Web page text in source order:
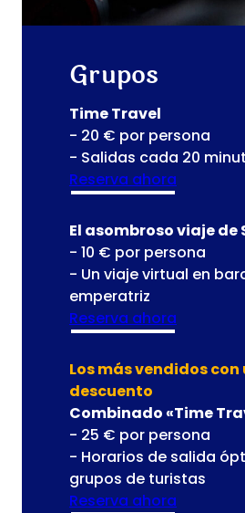
Grupos
Time Travel
- 20 € por persona
- Salidas cada 20
Reserva ahora
El asombroso viaje de
- 10 € por persona
- Un viaje virtual en
emperatriz
Reserva ahora
Los más vendidos con
descuento
Combinado «Time
- 25 € por persona
- Horarios de salida
grupos de turistas
Reserva ahora